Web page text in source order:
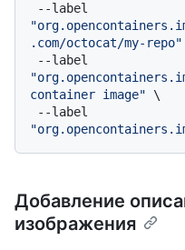
.com/octocat/my-repo"
container image" \
Добавление
изображения